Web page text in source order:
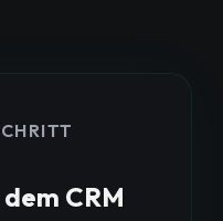
CRM